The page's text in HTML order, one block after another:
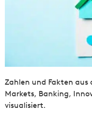
Zahlen und Fakten aus
Markets, Banking,
visualisiert.